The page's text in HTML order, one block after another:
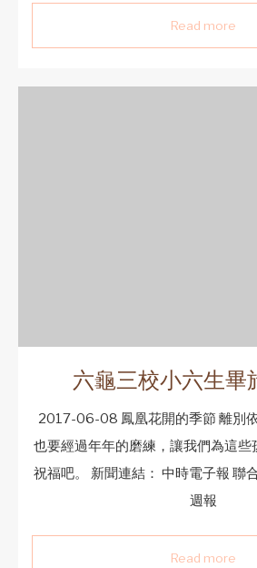
Read more
六龜三校小六生畢
2017-06-08 鳳凰花開的季節 離別
也要經過年年的磨練，讓我們為這些
祝福吧。 新聞連結： 中時電子報 聯
週報
Read more